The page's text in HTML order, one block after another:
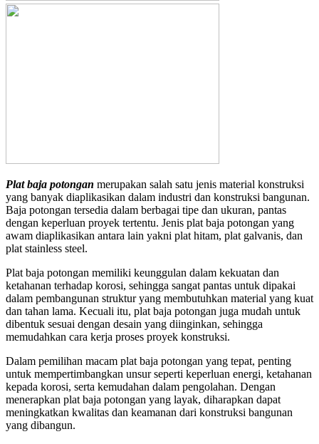
Plat baja potongan merupakan salah satu jenis material konstruksi
yang banyak diaplikasikan dalam industri dan konstruksi bangunan.
Baja potongan tersedia dalam berbagai tipe dan ukuran, pantas
dengan keperluan proyek tertentu. Jenis plat baja potongan yang
awam diaplikasikan antara lain yakni plat hitam, plat galvanis, dan
plat stainless steel.
Plat baja potongan memiliki keunggulan dalam kekuatan dan
ketahanan terhadap korosi, sehingga sangat pantas untuk dipakai
dalam pembangunan struktur yang membutuhkan material yang kuat
dan tahan lama. Kecuali itu, plat baja potongan juga mudah untuk
dibentuk sesuai dengan desain yang diinginkan, sehingga
memudahkan cara kerja proses proyek konstruksi.
Dalam pemilihan macam plat baja potongan yang tepat, penting
untuk mempertimbangkan unsur seperti keperluan energi, ketahanan
kepada korosi, serta kemudahan dalam pengolahan. Dengan
menerapkan plat baja potongan yang layak, diharapkan dapat
meningkatkan kwalitas dan keamanan dari konstruksi bangunan
yang dibangun.